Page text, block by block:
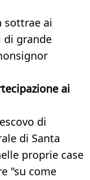
sottrae ai
di grande
ai
di
di Santa
proprie case
"su come